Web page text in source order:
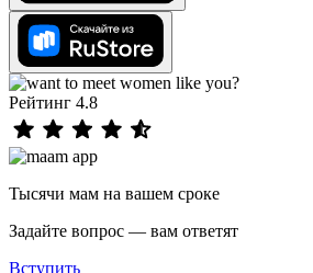
Рейтинг 4.8
Тысячи мам на вашем сроке
Задайте вопрос — вам ответят
Вступить